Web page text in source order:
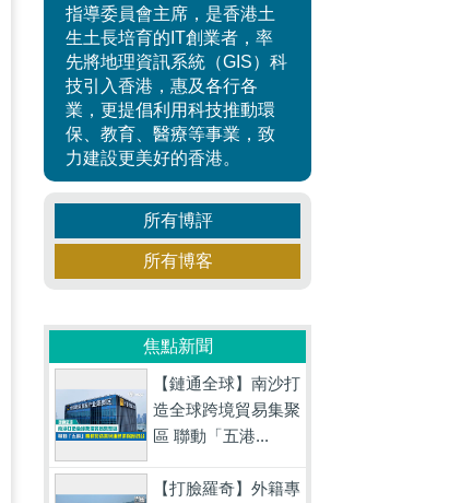
指導委員會主席，是香港土
生土長培育的IT創業者，率
先將地理資訊系統（GIS）科
技引入香港，惠及各行各
業，更提倡利用科技推動環
保、教育、醫療等事業，致
力建設更美好的香港。
所有博評
所有博客
焦點新聞
【鏈通全球】南沙打
造全球跨境貿易集聚
區 聯動「五港...
【打臉羅奇】外籍專